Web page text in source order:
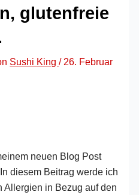
glutenfreie
Sushi King/ 26. Februar
neuen Blog Post
diesem Beitrag werde ich
Allergien in Bezug auf den